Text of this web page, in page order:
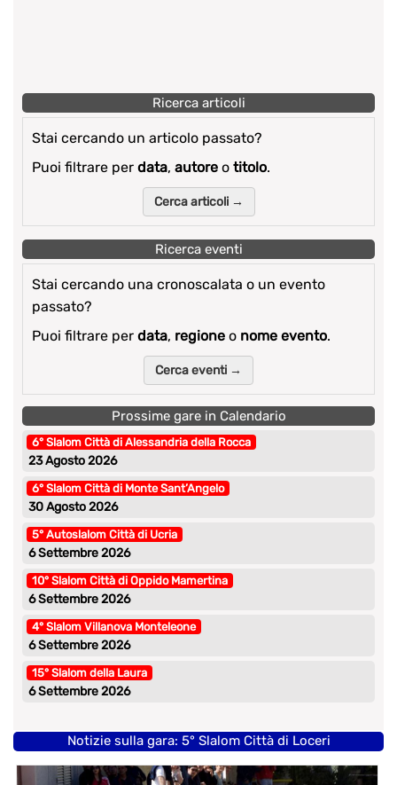
Ricerca articoli
Stai cercando un articolo passato?
Puoi filtrare per data, autore o titolo.
Cerca articoli →
Ricerca eventi
Stai cercando una cronoscalata o un evento
passato?
Puoi filtrare per data, regione o nome evento.
Cerca eventi →
Prossime gare in Calendario
6° Slalom Città di Alessandria della Rocca
23 Agosto 2026
6° Slalom Città di Monte Sant’Angelo
30 Agosto 2026
5° Autoslalom Città di Ucria
6 Settembre 2026
10° Slalom Città di Oppido Mamertina
6 Settembre 2026
4° Slalom Villanova Monteleone
6 Settembre 2026
15° Slalom della Laura
6 Settembre 2026
Notizie sulla gara: 5° Slalom Città di Loceri